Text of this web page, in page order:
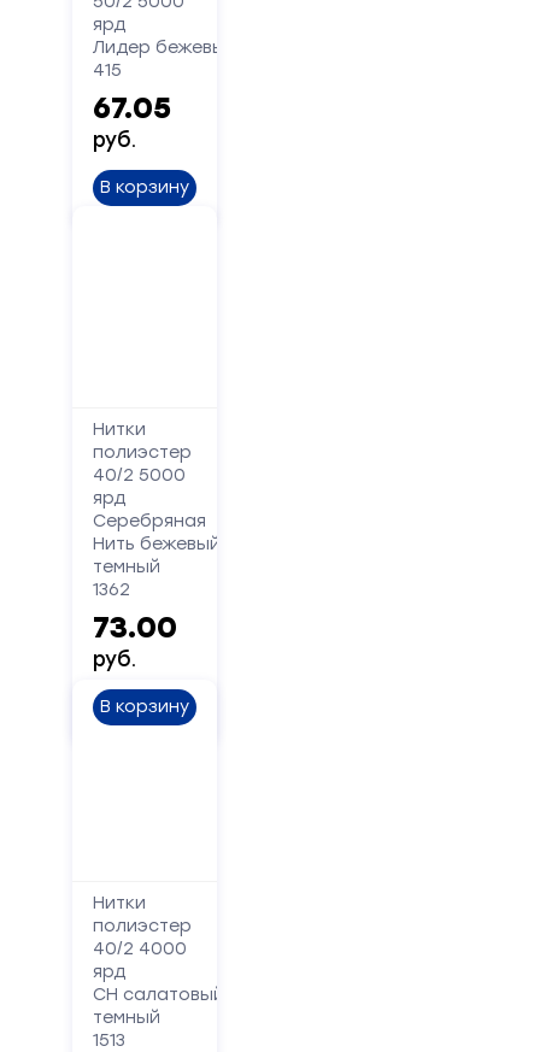
ярд
Лидер бежевый
415
67.05
руб.
В корзину
Нитки
полиэстер
40/2 5000
ярд
Серебряная
Нить бежевый
темный
1362
73.00
руб.
В корзину
Нитки
полиэстер
40/2 4000
ярд
СН салатовый
темный
1513